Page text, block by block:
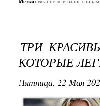
Метки: вязание вязание
ТРИ
КОТОРЫЕ
Пятница, 22 Мая